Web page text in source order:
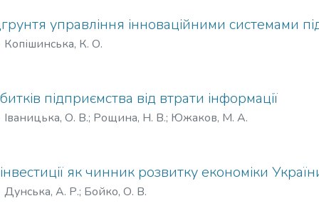
управління інноваційними системами
Копішинська, К. О.
підприємства від втрати інформації
Іваницька, О. В.; Рощина, Н. В.; Южаков, М. А.
як чинник розвитку економіки
Дунська, А. Р.; Бойко, О. В.